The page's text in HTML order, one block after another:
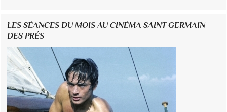
LES SÉANCES DU MOIS AU CINÉMA SAINT GERMAIN
DES PRÉS